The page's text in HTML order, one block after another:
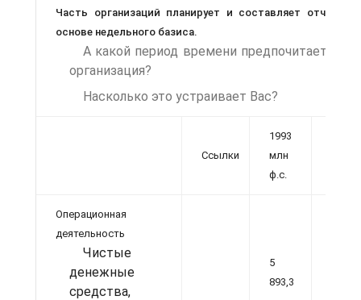
Часть организаций планирует и составляет отчеты
основе недельного базиса.
А какой период времени предпочитает
организация?
Насколько это устраивает Вас?
Ссылки
1993
млн
ф.с.
Операционная
деятельность
Чистые
денежные
средства,
5
893,3